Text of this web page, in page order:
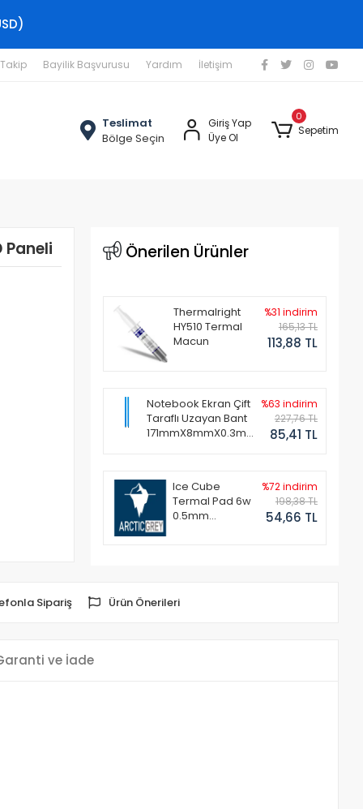
Bayilik Başvurusu Yardım İletişim
Teslimat
Bölge Seçin
Giriş Yap
Üye Ol
0
Sepetim
Paneli Önerilen Ürünler
Thermalright
HY510 Termal
Macun
%31 indirim
165,13 TL
113,88 TL
Notebook Ekran Çift
Taraflı Uzayan Bant
171mmX8mmX0.3mm
%63 indirim
227,76 TL
85,41 TL
Ice Cube
Termal Pad 6w
0.5mm
%72 indirim
198,38 TL
54,66 TL
Sipariş Ürün Önerileri
ve İade